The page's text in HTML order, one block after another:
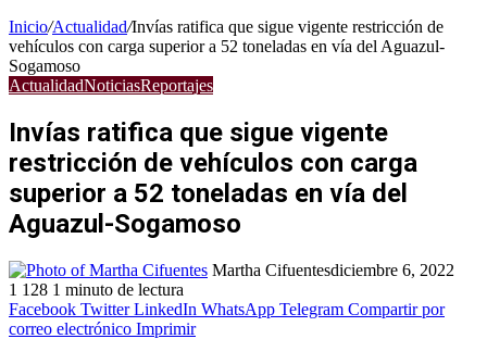
Inicio/Actualidad/Invías ratifica que sigue vigente restricción de
vehículos con carga superior a 52 toneladas en vía del Aguazul-
Sogamoso
ActualidadNoticiasReportajes
Invías ratifica que sigue vigente
restricción de vehículos con carga
superior a 52 toneladas en vía del
Aguazul-Sogamoso
Martha Cifuentesdiciembre 6, 2022
1 128 1 minuto de lectura
Facebook Twitter LinkedIn WhatsApp Telegram Compartir por
correo electrónico Imprimir